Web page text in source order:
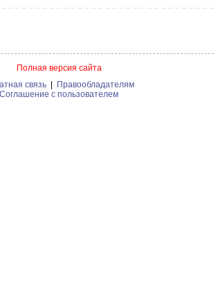
Полная версия сайта
связь
Правообладателям
Соглашение с пользователем